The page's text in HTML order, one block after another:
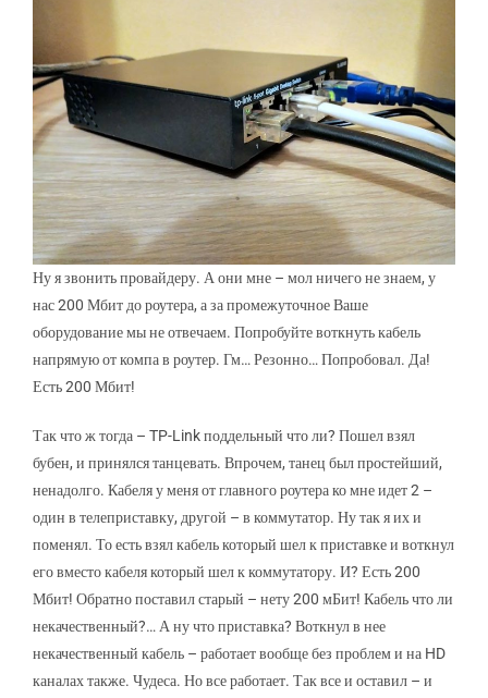
Ну я звонить провайдеру. А они мне – мол ничего не знаем, у
нас 200 Мбит до роутера, а за промежуточное Ваше
оборудование мы не отвечаем. Попробуйте воткнуть кабель
напрямую от компа в роутер. Гм… Резонно… Попробовал. Да!
Есть 200 Мбит!
Так что ж тогда – TP-Link поддельный что ли? Пошел взял
бубен, и принялся танцевать. Впрочем, танец был простейший,
ненадолго. Кабеля у меня от главного роутера ко мне идет 2 –
один в телеприставку, другой – в коммутатор. Ну так я их и
поменял. То есть взял кабель который шел к приставке и воткнул
его вместо кабеля который шел к коммутатору. И? Есть 200
Мбит! Обратно поставил старый – нету 200 мБит! Кабель что ли
некачественный?… А ну что приставка? Воткнул в нее
некачественный кабель – работает вообще без проблем и на HD
каналах также. Чудеса. Но все работает. Так все и оставил – и